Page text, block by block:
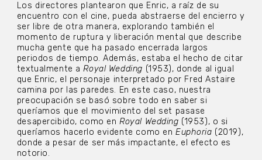
Los directores plantearon que Enric, a raíz de su
encuentro con el cine, pueda abstraerse del encierro y
ser libre de otra manera, explorando también el
momento de ruptura y liberación mental que describe
mucha gente que ha pasado encerrada largos
periodos de tiempo. Además, estaba el hecho de citar
textualmente aRoyal Wedding (1953), donde al igual
que Enric, el personaje interpretado por Fred Astaire
camina por las paredes. En este caso, nuestra
preocupación se basó sobre todo en saber si
queríamos que el movimiento del set pasase
desapercibido, como enRoyal Wedding (1953), o si
queríamos hacerlo evidente como en Euphoria (2019),
donde a pesar de ser más impactante, el efecto es
notorio.